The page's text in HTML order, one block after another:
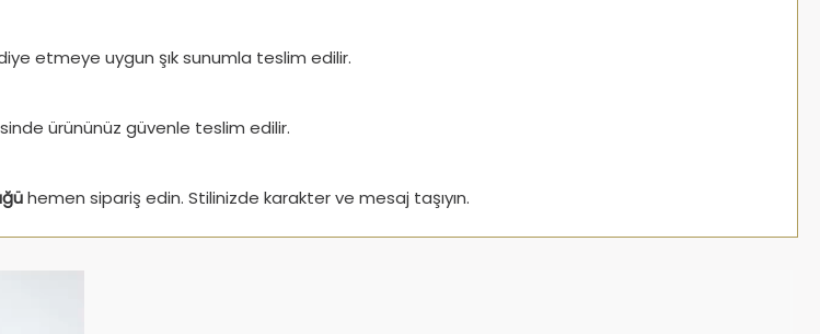
etmeye uygun şık sunumla teslim edilir.
ürününüz güvenle teslim edilir.
hemen sipariş edin. Stilinizde karakter ve mesaj taşıyın.